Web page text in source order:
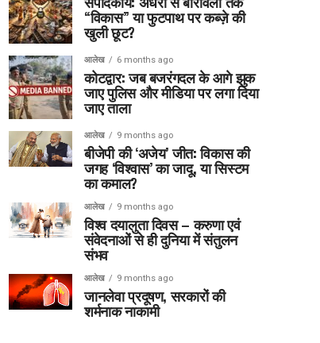
“विकास” या फुटपाथ पर कब्ज़े की
खुली छूट?
आलेख 6 months ago
कोटद्वार: जब बजरंगदल के आगे झुक
जाए पुलिस और मीडिया पर लगा दिया
जाए ताला
आलेख 9 months ago
बीजेपी की ‘अजेय’ जीत: विकास की
जगह ‘विश्वास’ का जादू, या सिस्टम
का कमाल?
आलेख 9 months ago
विश्व दयालुता दिवस – करुणा एवं
संवेदनाओं से ही दुनिया में संतुलन
संभव
आलेख 9 months ago
जानलेवा प्रदूषण, सरकारों की
शर्मनाक नाकामी